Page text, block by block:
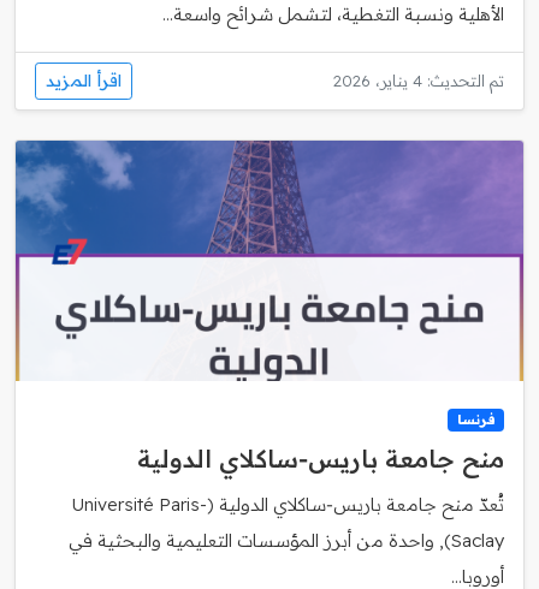
الأهلية ونسبة التغطية، لتشمل شرائح واسعة...
تم التحديث: 4 يناير، 2026 اقرأ المزيد
فرنسا
منح جامعة باريس‑ساكلاي الدولية
تُعدّ منح جامعة باريس‑ساكلاي الدولية (Université Paris-
Saclay), واحدة من أبرز المؤسسات التعليمية والبحثية في
أوروبا...